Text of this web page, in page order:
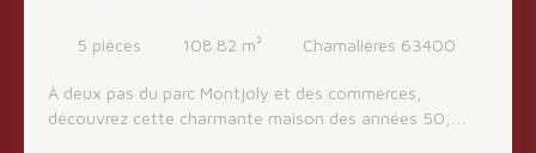
5 pièces 108.82 m² Chamalières 63400
À deux pas du parc Montjoly et des commerces,
découvrez cette charmante maison des années 50,